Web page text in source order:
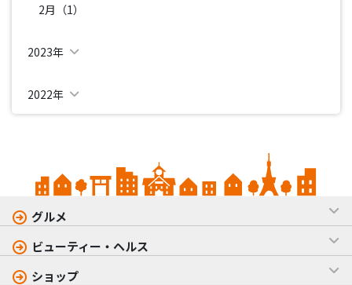
2月（1）
2023年
2022年
グルメ
ビューティー・ヘルス
ショップ